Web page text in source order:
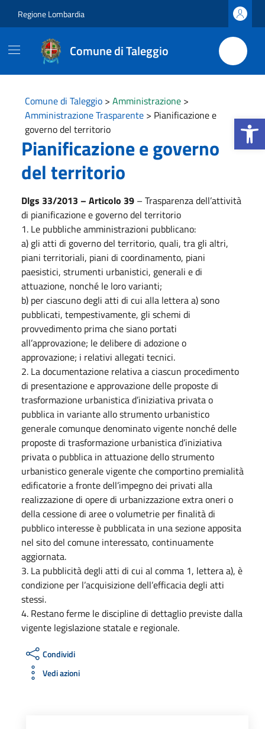
Apri la
Regione Lombardia
Comune di Taleggio
Comune di Taleggio > Amministrazione >
Amministrazione Trasparente > Pianificazione e
governo del territorio
Pianificazione e governo
del territorio
Dlgs 33/2013 – Articolo 39 – Trasparenza dell’attività
di pianificazione e governo del territorio
1. Le pubbliche amministrazioni pubblicano:
a) gli atti di governo del territorio, quali, tra gli altri,
piani territoriali, piani di coordinamento, piani
paesistici, strumenti urbanistici, generali e di
attuazione, nonché le loro varianti;
b) per ciascuno degli atti di cui alla lettera a) sono
pubblicati, tempestivamente, gli schemi di
provvedimento prima che siano portati
all’approvazione; le delibere di adozione o
approvazione; i relativi allegati tecnici.
2. La documentazione relativa a ciascun procedimento
di presentazione e approvazione delle proposte di
trasformazione urbanistica d’iniziativa privata o
pubblica in variante allo strumento urbanistico
generale comunque denominato vigente nonché delle
proposte di trasformazione urbanistica d’iniziativa
privata o pubblica in attuazione dello strumento
urbanistico generale vigente che comportino premialità
edificatorie a fronte dell’impegno dei privati alla
realizzazione di opere di urbanizzazione extra oneri o
della cessione di aree o volumetrie per finalità di
pubblico interesse è pubblicata in una sezione apposita
nel sito del comune interessato, continuamente
aggiornata.
3. La pubblicità degli atti di cui al comma 1, lettera a), è
condizione per l’acquisizione dell’efficacia degli atti
stessi.
4. Restano ferme le discipline di dettaglio previste dalla
vigente legislazione statale e regionale.
Condividi
Vedi azioni